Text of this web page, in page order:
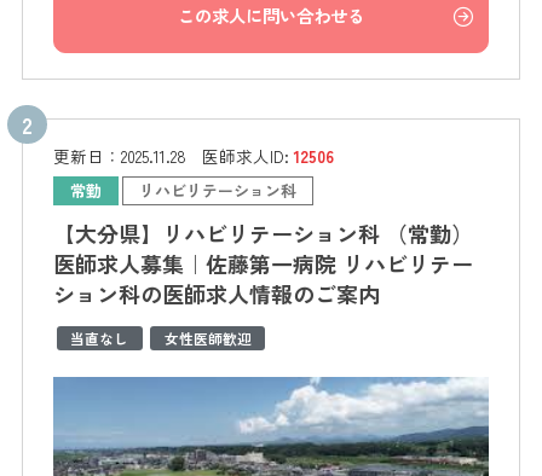
この求人に問い合わせる
更新日： 2025.11.28 医師求人ID:12506
常勤 リハビリテーション科
【大分県】リハビリテーション科 （常勤）
医師求人募集｜佐藤第一病院 リハビリテー
ション科の医師求人情報のご案内
当直なし 女性医師歓迎